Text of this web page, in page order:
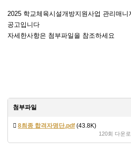
2025 학교체육시설개방지원사업 관리매
공고입니다
자세한사항은 첨부파일을 참조하세요
첨부파일
8최종 합격자명단.pdf (43.8K)
120회 다운